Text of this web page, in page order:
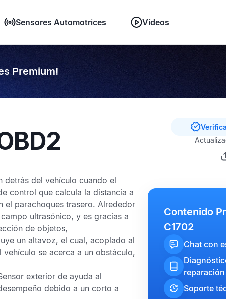
Sensores Automotrices Vídeos
Premium!
detrás del vehículo cuando el
control que calcula la distancia a
el parachoques trasero. Alrededor
ultrasónico, y es gracias a
de objetos,
un altavoz, el cual, acoplado al
se acerca a un obstáculo,
exterior de ayuda al
debido a un corto a
Contenido
C1702
Chat con
reparación
Soporte